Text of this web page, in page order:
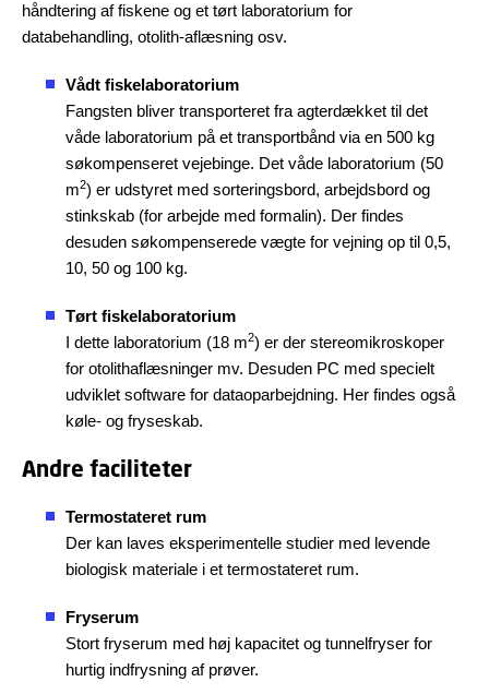
håndtering af fiskene og et tørt laboratorium for
databehandling, otolith-aflæsning osv.
Vådt fiskelaboratorium
Fangsten bliver transporteret fra agterdækket til det
våde laboratorium på et transportbånd via en 500 kg
søkompenseret vejebinge. Det våde laboratorium (50
m2) er udstyret med sorteringsbord, arbejdsbord og
stinkskab (for arbejde med formalin). Der findes
desuden søkompenserede vægte for vejning op til 0,5,
10, 50 og 100 kg.
Tørt fiskelaboratorium
I dette laboratorium (18 m2) er der stereomikroskoper
for otolithaflæsninger mv. Desuden PC med specielt
udviklet software for dataoparbejdning. Her findes også
køle- og fryseskab.
Andre faciliteter
Termostateret rum
Der kan laves eksperimentelle studier med levende
biologisk materiale i et termostateret rum.
Fryserum
Stort fryserum med høj kapacitet og tunnelfryser for
hurtig indfrysning af prøver.